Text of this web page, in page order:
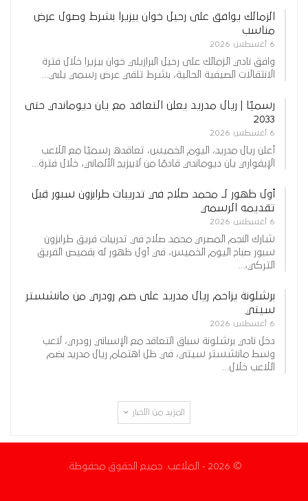
الزمالك يوافق على رحيل خوان بيزيرا بشرط وصول عرض
مناسب
6 أغسطس 2026
وافق نادي الزمالك على رحيل البرازيلي خوان بيزيرا خلال فترة
الانتقالات الصيفية الحالية، بشرط تلقي عرض رسمي يلبي…
رسميًا | ريال مدريد يعلن التعاقد مع يان ديوماندي حتى
2033
6 أغسطس 2026
أعلن ريال مدريد، اليوم الخميس، تعاقده رسميًا مع اللاعب
الإيفواري يان ديوماندي قادمًا من لايبزيج الألماني، خلال فترة…
أول ظهور لـ محمد صلاح في تدريبات طرابزون سبور قبل
تقديمه الرسمي
6 أغسطس 2026
شارك النجم المصري محمد صلاح في تدريبات فريق طرابزون
سبور صباح اليوم الخميس، في أول ظهور له بقميص الفريق
التركي،…
برشلونة يزاحم ريال مدريد على ضم رودري من مانشستر
سيتي
6 أغسطس 2026
دخل نادي برشلونة سباق التعاقد مع الإسباني رودري، لاعب
وسط مانشستر سيتي، في ظل اهتمام ريال مدريد بضم
اللاعب خلال…
المزيد من الأخبار
© 2026 - الملاعب. جميع الحقوق محفوظة.